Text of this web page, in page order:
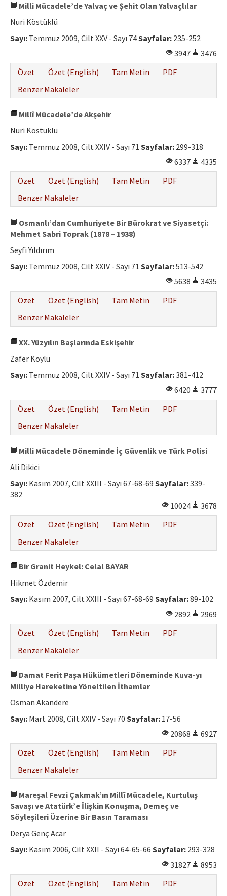
Milli Mücadele’de Yalvaç ve Şehit Olan Yalvaçlılar
Nuri Köstüklü
Sayı: Temmuz 2009, Cilt XXV - Sayı 74Sayfalar: 235-252
3947
3476
Özet
Özet (English) Tam Metin
PDF
Benzer Makaleler
Millî Mücadele’de Akşehir
Nuri Köstüklü
Sayı: Temmuz 2008, Cilt XXIV - Sayı 71 Sayfalar: 299-318
6337
4335
Özet
Özet (English) Tam Metin
PDF
Benzer Makaleler
Osmanlı’dan Cumhuriyete Bir Bürokrat ve Siyasetçi:
Mehmet Sabri Toprak (1878 – 1938)
Seyfi Yıldırım
Sayı: Temmuz 2008, Cilt XXIV - Sayı 71 Sayfalar:513-542
5638
3435
Özet
Özet (English) Tam Metin
PDF
Benzer Makaleler
XX. Yüzyılın Başlarında Eskişehir
Zafer Koylu
Sayı: Temmuz 2008, Cilt XXIV - Sayı 71 Sayfalar:381-412
6420
3777
Özet
Özet (English) Tam Metin
PDF
Benzer Makaleler
Milli Mücadele Döneminde İç Güvenlik ve Türk Polisi
Ali Dikici
Sayı: Kasım 2007, Cilt XXIII - Sayı 67-68-69 Sayfalar:339-
382
10024
3678
Özet
Özet (English) Tam Metin
PDF
Benzer Makaleler
Bir Granit Heykel: Celal BAYAR
Hikmet Özdemir
Sayı: Kasım 2007, Cilt XXIII - Sayı 67-68-69 Sayfalar:89-102
2892
2969
Özet
Özet (English) Tam Metin
PDF
Benzer Makaleler
Damat Ferit Paşa Hükümetleri Döneminde Kuva-yı
Milliye Hareketine Yöneltilen İthamlar
Osman Akandere
Sayı: Mart 2008, Cilt XXIV - Sayı 70 Sayfalar: 17-56
20868
6927
Özet
Özet (English) Tam Metin
PDF
Benzer Makaleler
Mareşal Fevzi Çakmak’ın Millî Mücadele, Kurtuluş
Savaşı ve Atatürk’e İlişkin Konuşma, Demeç ve
Söyleşileri Üzerine Bir Basın Taraması
Derya Genç Acar
Sayı: Kasım 2006, Cilt XXII - Sayı 64-65-66 Sayfalar: 293-328
31827
8953
Özet
Özet (English) Tam Metin
PDF